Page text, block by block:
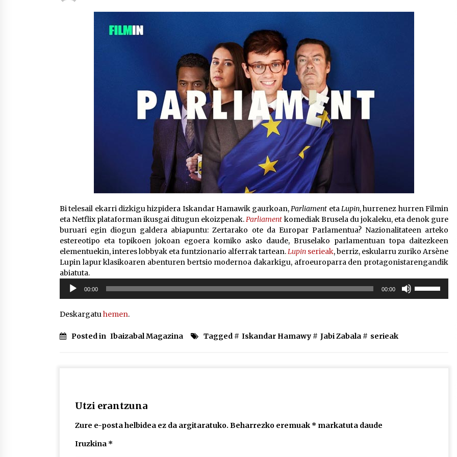
Larunbatean Plentziako Itsas
Martxa ospatuko da
2026/07/07
Auritz Iñurrietaren margoak
ikusgai Uribitarte40 aretoan
2026/07/03
SOINUGELA: Paul McCartney eta
Ringo Starr-en lan berriak
2026/07/03
Bi telesail ekarri dizkigu hizpidera Iskandar Hamawik gaurkoan,Parliament etaLupin, hurrenez hurren Filmin
eta Netflix plataforman ikusgai ditugun ekoizpenak.Parliament komediak Brusela du jokaleku, eta denok gure
buruari egin diogun galdera abiapuntu: Zertarako ote da Europar Parlamentua? Nazionalitateen arteko
estereotipo eta topikoen jokoan egoera komiko asko daude, Bruselako parlamentuan topa daitezkeen
elementuekin, interes lobbyak eta funtzionario alferrak tartean.Lupin serieak, berriz, eskularru zuriko Arsène
Lupin lapur klasikoaren abenturen bertsio modernoa dakarkigu, afroeuroparra den protagonistarengandik
abiatuta.
Soinu
erreproduzigailua
00:00 00:00
Deskargatuhemen.
Posted in Ibaizabal Magazina Tagged # Iskandar Hamawy # Jabi Zabala # serieak
Utzi erantzuna
Zure e-posta helbidea ez da argitaratuko. Beharrezko eremuak * markatuta daude
Iruzkina *